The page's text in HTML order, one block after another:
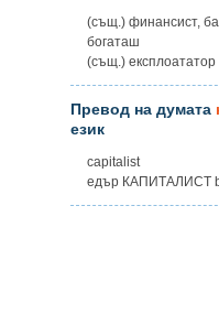
(същ.) финансист,
богаташ
(същ.) експлоататор
Превод на думата
език
capitalist
едър КАПИТАЛИСТ